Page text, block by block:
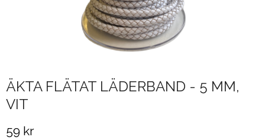
ÄKTA FLÄTAT LÄDERBAND - 5 MM,
VIT
59 kr